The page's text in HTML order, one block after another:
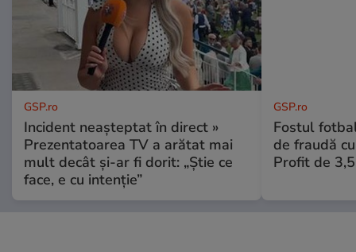
GSP.ro
Incident neașteptat în direct »
Prezentatoarea TV a arătat mai
mult decât și-ar fi dorit: „Știe ce
face, e cu intenție”
GSP.ro
Fostul
de fraudă
Profit de